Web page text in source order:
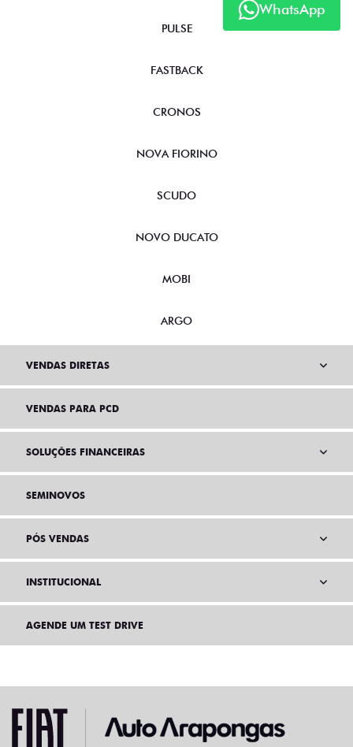
WhatsApp
PULSE
FASTBACK
CRONOS
NOVA FIORINO
SCUDO
NOVO DUCATO
MOBI
ARGO
VENDAS DIRETAS
VENDAS PARA PCD
SOLUÇÕES FINANCEIRAS
SEMINOVOS
PÓS VENDAS
INSTITUCIONAL
AGENDE UM TEST DRIVE